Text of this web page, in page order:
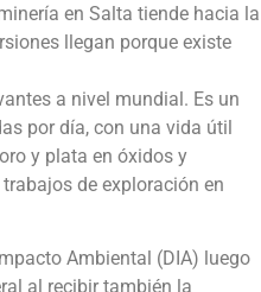
en Salta tiende hacia la
llegan porque existe
a nivel mundial. Es un
por día, con una vida útil
y plata en óxidos y
de exploración en
Ambiental (DIA) luego
al recibir también la